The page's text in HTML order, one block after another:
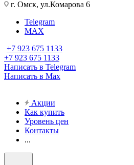
г. Омск, ул.Комарова 6
Telegram
MAX
+7 923 675 1133
+7 923 675 1133
Написать в Telegram
Написать в Max
Акции
Как купить
Уровень цен
Контакты
...